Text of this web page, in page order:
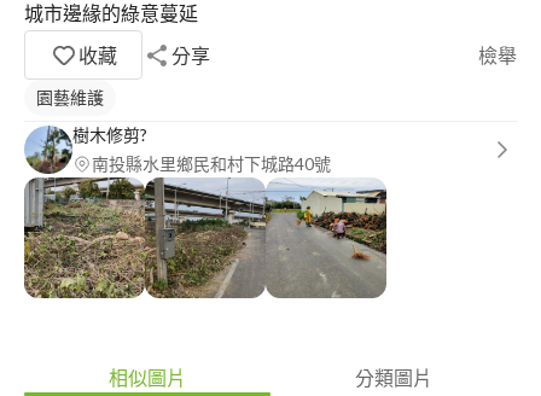
城市邊緣的綠意蔓延
收藏
分享 檢舉
園藝維護
樹木修剪?
南投縣水里鄉民和村下城路40號
相似圖片 分類圖片